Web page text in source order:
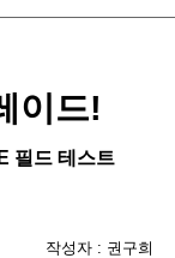
이드!
필드 테스트
작성자 : 권구희